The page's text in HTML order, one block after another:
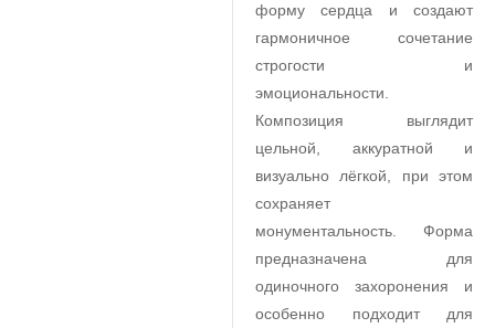
форму сердца и создают
гармоничное сочетание
строгости и
эмоциональности.
Композиция выглядит
цельной, аккуратной и
визуально лёгкой, при этом
сохраняет
монументальность. Форма
предназначена для
одиночного захоронения и
особенно подходит для